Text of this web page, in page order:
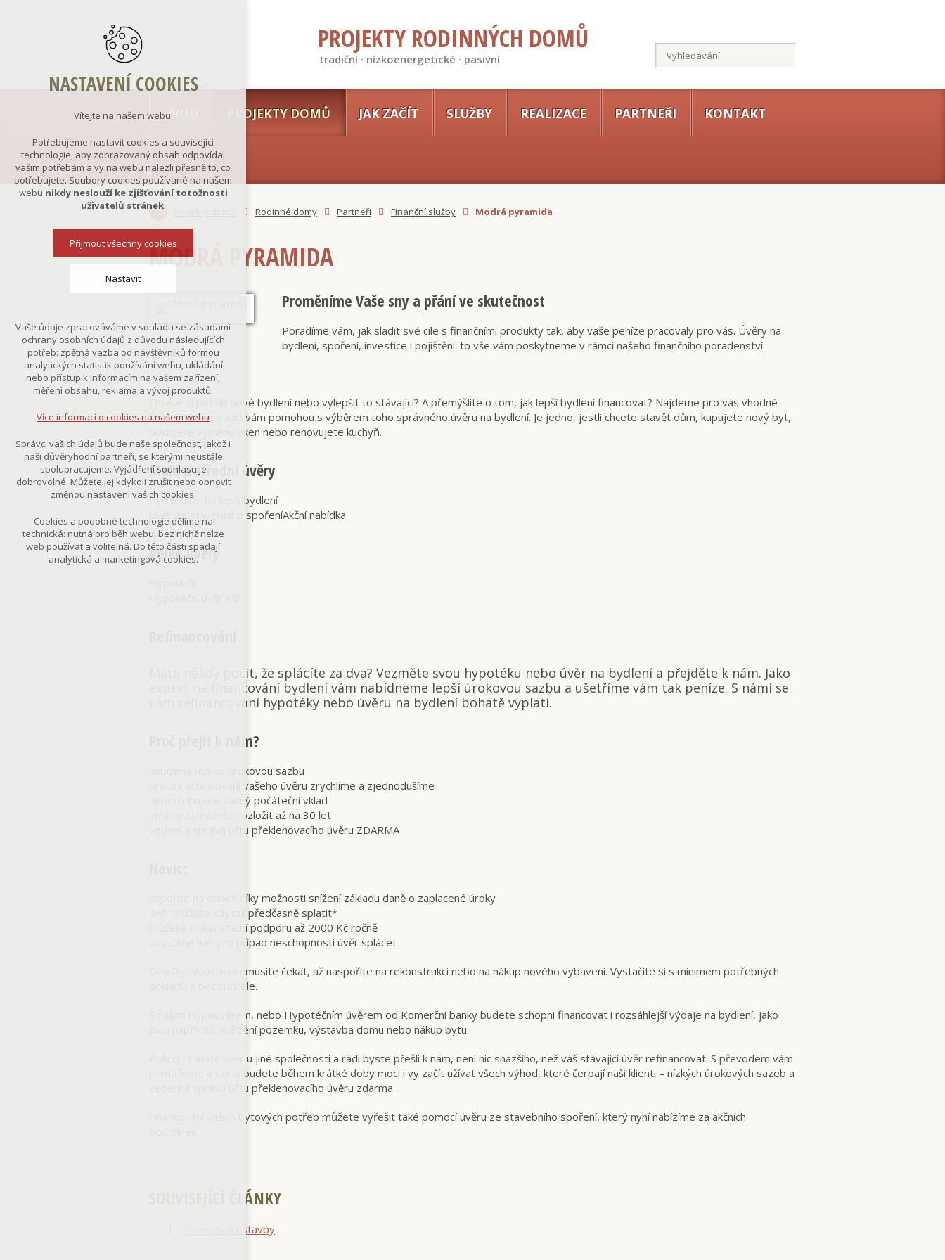
PROJEKTY RODINNÝCH DOMŮ
tradiční · nízkoenergetické · pasivní
ÚVOD PROJEKTY DOMŮ JAK ZAČÍT SLUŽBY REALIZACE PARTNEŘI KONTAKT
Rodinné domy Partneři Finanční služby Modrá pyramida
MODRÁ PYRAMIDA
Proměníme Vaše sny a přání ve skutečnost
Poradíme vám, jak sladit své cíle s finančními produkty tak, aby vaše peníze pracovaly pro vás. Úvěry na
bydlení, spoření, investice i pojištění: to vše vám poskytneme v rámci našeho finančního poradenství.
Chcete si pořídit nové bydlení nebo vylepšit to stávající? A přemýšlíte o tom, jak lepší bydlení financovat? Najdeme pro vás vhodné
řešení. Naši poradci vám pomohou s výběrem toho správného úvěru na bydlení. Je jedno, jestli chcete stavět dům, kupujete nový byt,
plánujete výměnu oken nebo renovujete kuchyň.
Malé a střední úvěry
Rychloúvěr na lepší bydlení
Úvěr ze stavebního spořeníAkční nabídka
Velké úvěry
Máte někdy pocit, že splácíte za dva? Vezměte svou hypotéku nebo úvěr na bydlení a přejděte k nám. Jako
expert na financování bydlení vám nabídneme lepší úrokovou sazbu a ušetříme vám tak peníze. S námi se
vám refinancování hypotéky nebo úvěru na bydlení bohatě vyplatí.
Proč přejít k nám?
nabízíme nízkou úrokovou sazbu
proces schvalování vašeho úvěru zrychlíme a zjednodušíme
nepotřebujete žádný počáteční vklad
splátky si můžete rozložit až na 30 let
vedení a správa účtu překlenovacího úvěru ZDARMA
uspoříte na daních díky možnosti snížení základu daně o zaplacené úroky
úvěr můžete kdykoli předčasně splatit*
můžete získat státní podporu až 2000 Kč ročně
pojistíme vás pro případ neschopnosti úvěr splácet
Díky Rychloúvěru nemusíte čekat, až naspoříte na rekonstrukci nebo na nákup nového vybavení. Vystačíte si s minimem potřebných
dokladů a bez ručitele.
S naším Hypoúvěrem, nebo Hypotéčním úvěrem od Komerční banky budete schopni financovat i rozsáhlejší výdaje na bydlení, jako
jsou například pořízení pozemku, výstavba domu nebo nákup bytu.
Pokud již máte úvěr u jiné společnosti a rádi byste přešli k nám, není nic snazšího, než váš stávající úvěr refinancovat. S převodem vám
pomůžeme a tak si budete během krátké doby moci i vy začít užívat všech výhod, které čerpají naši klienti – nízkých úrokových sazeb a
vedení a správu účtu překlenovacího úvěru zdarma.
Financování vašich bytových potřeb můžete vyřešit také pomocí úvěru ze stavebního spoření, který nyní nabízíme za akčních
SOUVISEJÍCÍ ČLÁNKY
Financování stavby
NASTAVENÍ COOKIES
Vítejte na našem webu!
Potřebujeme nastavit cookies a související
technologie, aby zobrazovaný obsah odpovídal
vašim potřebám a vy na webu nalezli přesně to, co
potřebujete. Soubory cookies používané na našem
webu nikdy neslouží ke zjišťování totožnosti
uživatelů stránek.
Přijmout všechny cookies
Nastavit
nutná pro provozování webu
udržení kontextu stránek (session):
případná přihlášení, volby jazyka, apod.
Volitelná cookies
analytická pro anonymizované
marketingová cookies
Více informací o cookies na našem webu
Odmítnout vše
Vaše údaje zpracováváme v souladu se zásadami
ochrany osobních údajů z důvodu následujících
potřeb: zpětná vazba od návštěvníků formou
analytických statistik používání webu, ukládání
nebo přístup k informacím na vašem zařízení,
měření obsahu, reklama a vývoj produktů.
Více informací o cookies na našem webu
Správci vašich údajů bude naše společnost, jakož i
naši důvěryhodní partneři, se kterými neustále
spolupracujeme. Vyjádření souhlasu je
dobrovolné. Můžete jej kdykoli zrušit nebo obnovit
změnou nastavení vašich cookies.
Cookies a podobné technologie dělíme na
technická: nutná pro běh webu, bez nichž nelze
web používat a volitelná. Do této části spadají
analytická a marketingová cookies.